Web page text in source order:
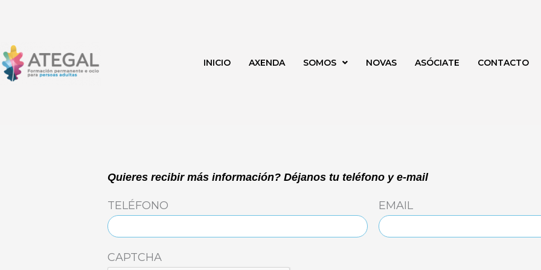
contenido
INICIO AXENDA SOMOS NOVAS ASÓCIATE CONTACTO
Quieres recibir más información? Déjanos tu teléfono y e-mail
TELÉFONO EMAIL
CAPTCHA